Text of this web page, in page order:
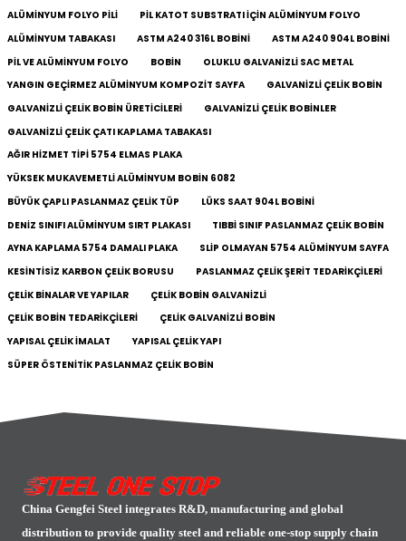
ALÜMINYUM FOLYO PILI
PIL KATOT SUBSTRATI IÇIN ALÜMINYUM FOLYO
ALÜMINYUM TABAKASI
ASTM A240 316L BOBINI
ASTM A240 904L BOBINI
PIL VE ALÜMINYUM FOLYO
BOBIN
OLUKLU GALVANIZLI SAC METAL
YANGIN GEÇIRMEZ ALÜMINYUM KOMPOZIT SAYFA
GALVANIZLI ÇELIK BOBIN
GALVANIZLI ÇELIK BOBIN ÜRETICILERI
GALVANIZLI ÇELIK BOBINLER
GALVANIZLI ÇELIK ÇATI KAPLAMA TABAKASI
AĞIR HIZMET TIPI 5754 ELMAS PLAKA
YÜKSEK MUKAVEMETLI ALÜMINYUM BOBIN 6082
BÜYÜK ÇAPLI PASLANMAZ ÇELIK TÜP
LÜKS SAAT 904L BOBINI
DENIZ SINIFI ALÜMINYUM SIRT PLAKASI
TIBBI SINIF PASLANMAZ ÇELIK BOBIN
AYNA KAPLAMA 5754 DAMALI PLAKA
SLIP OLMAYAN 5754 ALÜMINYUM SAYFA
KESINTISIZ KARBON ÇELIK BORUSU
PASLANMAZ ÇELIK ŞERIT TEDARIKÇILERI
ÇELIK BINALAR VE YAPILAR
ÇELIK BOBIN GALVANIZLI
ÇELIK BOBIN TEDARIKÇILERI
ÇELIK GALVANIZLI BOBIN
YAPISAL ÇELIK IMALAT
YAPISAL ÇELIK YAPI
SÜPER ÖSTENITIK PASLANMAZ ÇELIK BOBIN
China Gengfei Steel integrates R&D, manufacturing and global
distribution to provide quality steel and reliable one-stop supply chain